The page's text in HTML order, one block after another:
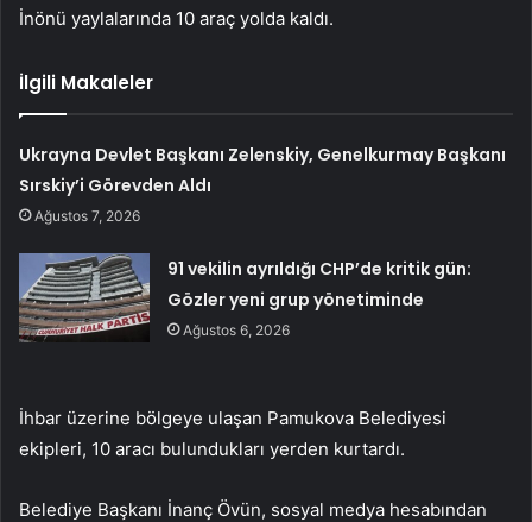
İnönü yaylalarında 10 araç yolda kaldı.
İlgili Makaleler
Ukrayna Devlet Başkanı Zelenskiy, Genelkurmay Başkanı
Sırskiy’i Görevden Aldı
Ağustos 7, 2026
91 vekilin ayrıldığı CHP’de kritik gün:
Gözler yeni grup yönetiminde
Ağustos 6, 2026
İhbar üzerine bölgeye ulaşan Pamukova Belediyesi
ekipleri, 10 aracı bulundukları yerden kurtardı.
Belediye Başkanı İnanç Övün, sosyal medya hesabından